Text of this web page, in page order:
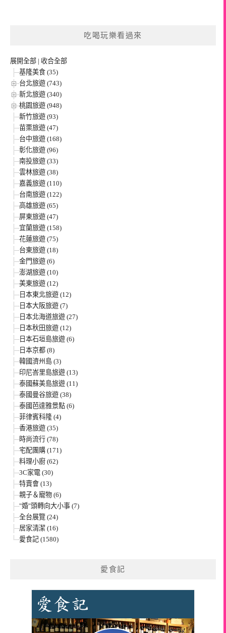
吃喝玩樂看過來
展開全部 | 收合全部
基隆美食 (35)
台北旅遊 (743)
新北旅遊 (340)
桃園旅遊 (948)
新竹旅遊 (93)
苗栗旅遊 (47)
台中旅遊 (168)
彰化旅遊 (96)
南投旅遊 (33)
雲林旅遊 (38)
嘉義旅遊 (110)
台南旅遊 (122)
高雄旅遊 (65)
屏東旅遊 (47)
宜蘭旅遊 (158)
花蓮旅遊 (75)
台東旅遊 (18)
金門旅遊 (6)
澎湖旅遊 (10)
美東旅遊 (12)
日本東北旅遊 (12)
日本大阪旅遊 (7)
日本北海道旅遊 (27)
日本秋田旅遊 (12)
日本石垣島旅遊 (6)
日本京都 (8)
韓國濟州島 (3)
印尼峇里島旅遊 (13)
泰國蘇美島旅遊 (11)
泰國曼谷旅遊 (38)
泰國芭達雅景點 (6)
菲律賓科隆 (4)
香港旅遊 (35)
時尚流行 (78)
宅配團購 (171)
料理小廚 (62)
3C家電 (30)
特賣會 (13)
親子＆寵物 (6)
"婚"頭轉向大小事 (7)
全台展覽 (24)
居家清潔 (16)
愛食記 (1580)
愛食記